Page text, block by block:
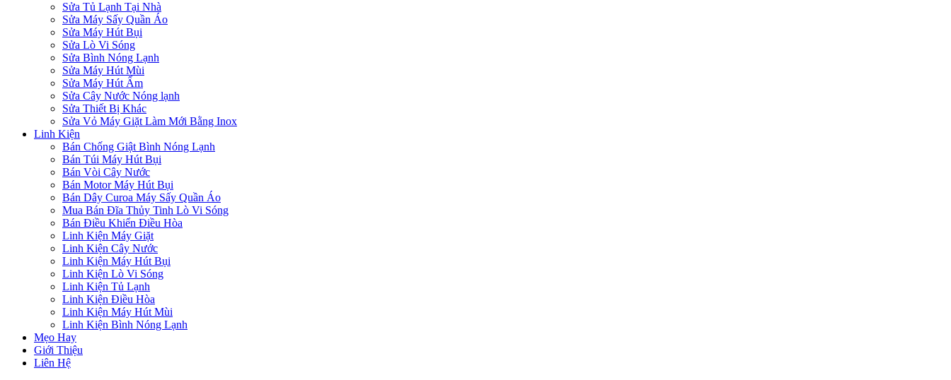
Sửa Tủ Lạnh Tại Nhà
Sửa Máy Sấy Quần Áo
Sửa Máy Hút Bụi
Sửa Lò Vi Sóng
Sửa Bình Nóng Lạnh
Sửa Máy Hút Mùi
Sửa Máy Hút Ẩm
Sửa Cây Nước Nóng lạnh
Sửa Thiết Bị Khác
Sửa Vỏ Máy Giặt Làm Mới Bằng Inox
Linh Kiện
Bán Chống Giật Bình Nóng Lạnh
Bán Túi Máy Hút Bụi
Bán Vòi Cây Nước
Bán Motor Máy Hút Bụi
Bán Dây Curoa Máy Sấy Quần Áo
Mua Bán Đĩa Thủy Tinh Lò Vi Sóng
Bán Điều Khiển Điều Hòa
Linh Kiện Máy Giặt
Linh Kiện Cây Nước
Linh Kiện Máy Hút Bụi
Linh Kiện Lò Vi Sóng
Linh Kiện Tủ Lạnh
Linh Kiện Điều Hòa
Linh Kiện Máy Hút Mùi
Linh Kiện Bình Nóng Lạnh
Mẹo Hay
Giới Thiệu
Liên Hệ